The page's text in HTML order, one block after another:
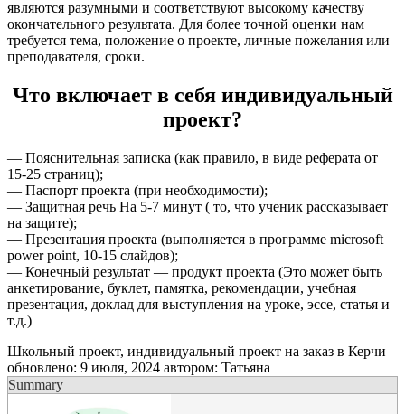
являются разумными и соответствуют высокому качеству
окончательного результата. Для более точной оценки нам
требуется тема, положение о проекте, личные пожелания или
преподавателя, сроки.
Что включает в себя индивидуальный
проект?
— Пояснительная записка (как правило, в виде реферата от
15-25 страниц);
— Паспорт проекта (при необходимости);
— Защитная речь На 5-7 минут ( то, что ученик рассказывает
на защите);
— Презентация проекта (выполняется в программе microsoft
power point, 10-15 слайдов);
— Конечный результат — продукт проекта (Это может быть
анкетирование, буклет, памятка, рекомендации, учебная
презентация, доклад для выступления на уроке, эссе, статья и
т.д.)
Школьный проект, индивидуальный проект на заказ в Керчи
обновлено: 9 июля, 2024 автором: Татьяна
Summary